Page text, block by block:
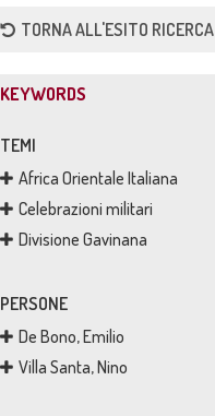
TORNA ALL'ESITO RICERCA
KEYWORDS
TEMI
Africa Orientale Italiana
Celebrazioni militari
Divisione Gavinana
PERSONE
De Bono, Emilio
Villa Santa, Nino